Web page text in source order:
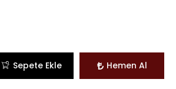
Sepete Ekle Hemen Al